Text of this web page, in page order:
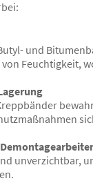
und
Feuchtigkeit,
unverzichtbar,